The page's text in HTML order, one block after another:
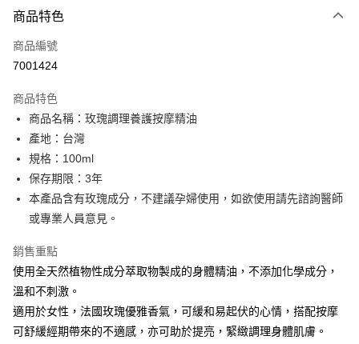
信用卡一次付款
信用卡分期付款
合作金庫商業銀行
華南商業銀行
彰化商業銀行
上海商業儲蓄銀行
國泰世華商業銀行
臺灣中小企業銀行
匯豐（台灣）商業銀行
華泰商業銀行
聯邦商業銀行
遠東國際商業銀行
元大商業銀行
台新國際商業銀行
台灣樂天信用卡公司
6 期 0 利率 每期
華南商業銀行
上海商業儲蓄銀行
國泰世華商業銀行
臺灣中小企業銀行
台中商業銀行
匯豐（台灣）商業銀行
元大商業銀行
玉山商業銀行
星展（台灣）商業銀行
台新國際商業銀行
台灣樂天信用卡公司
LINE Pay
Apple Pay
街口支付
悠遊付
Google Pay
ATM付款
商品特色
商品編號
7001424
商品特色
商品名稱：玫瑰調理養護按摩精油
產地：台灣
規格：100ml
保存期限：3年
本產品含有玫瑰成分，不建議孕婦使用，如欲使用請先諮詢醫師
或專業人員意見。
銷售重點
使用全天然植物性成分萃取物製成的身體精油，不添加化學成分，
溫和不刺激。
適用於女性，法國玫瑰優雅香氣，可緩和易起伏的心情，搭配按摩
可舒緩經期帶來的不適感，亦可助於提亮，緊緻調理身體肌膚。